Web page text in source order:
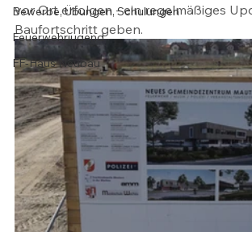
Bewerbe, Übungen, Schulungen
Feuerwehrjugend
FF-Haus Neubau
vor Ort erfolgen - ein regelmäßiges
Baufortschritt geben.